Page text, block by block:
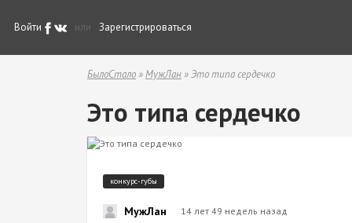
Войти или Зарегистрироваться
БылоСтало »МужЛан » Это типа сердечко
Это типа сердечко
конкурс-губы
МужЛан 14 лет 49 недель назад